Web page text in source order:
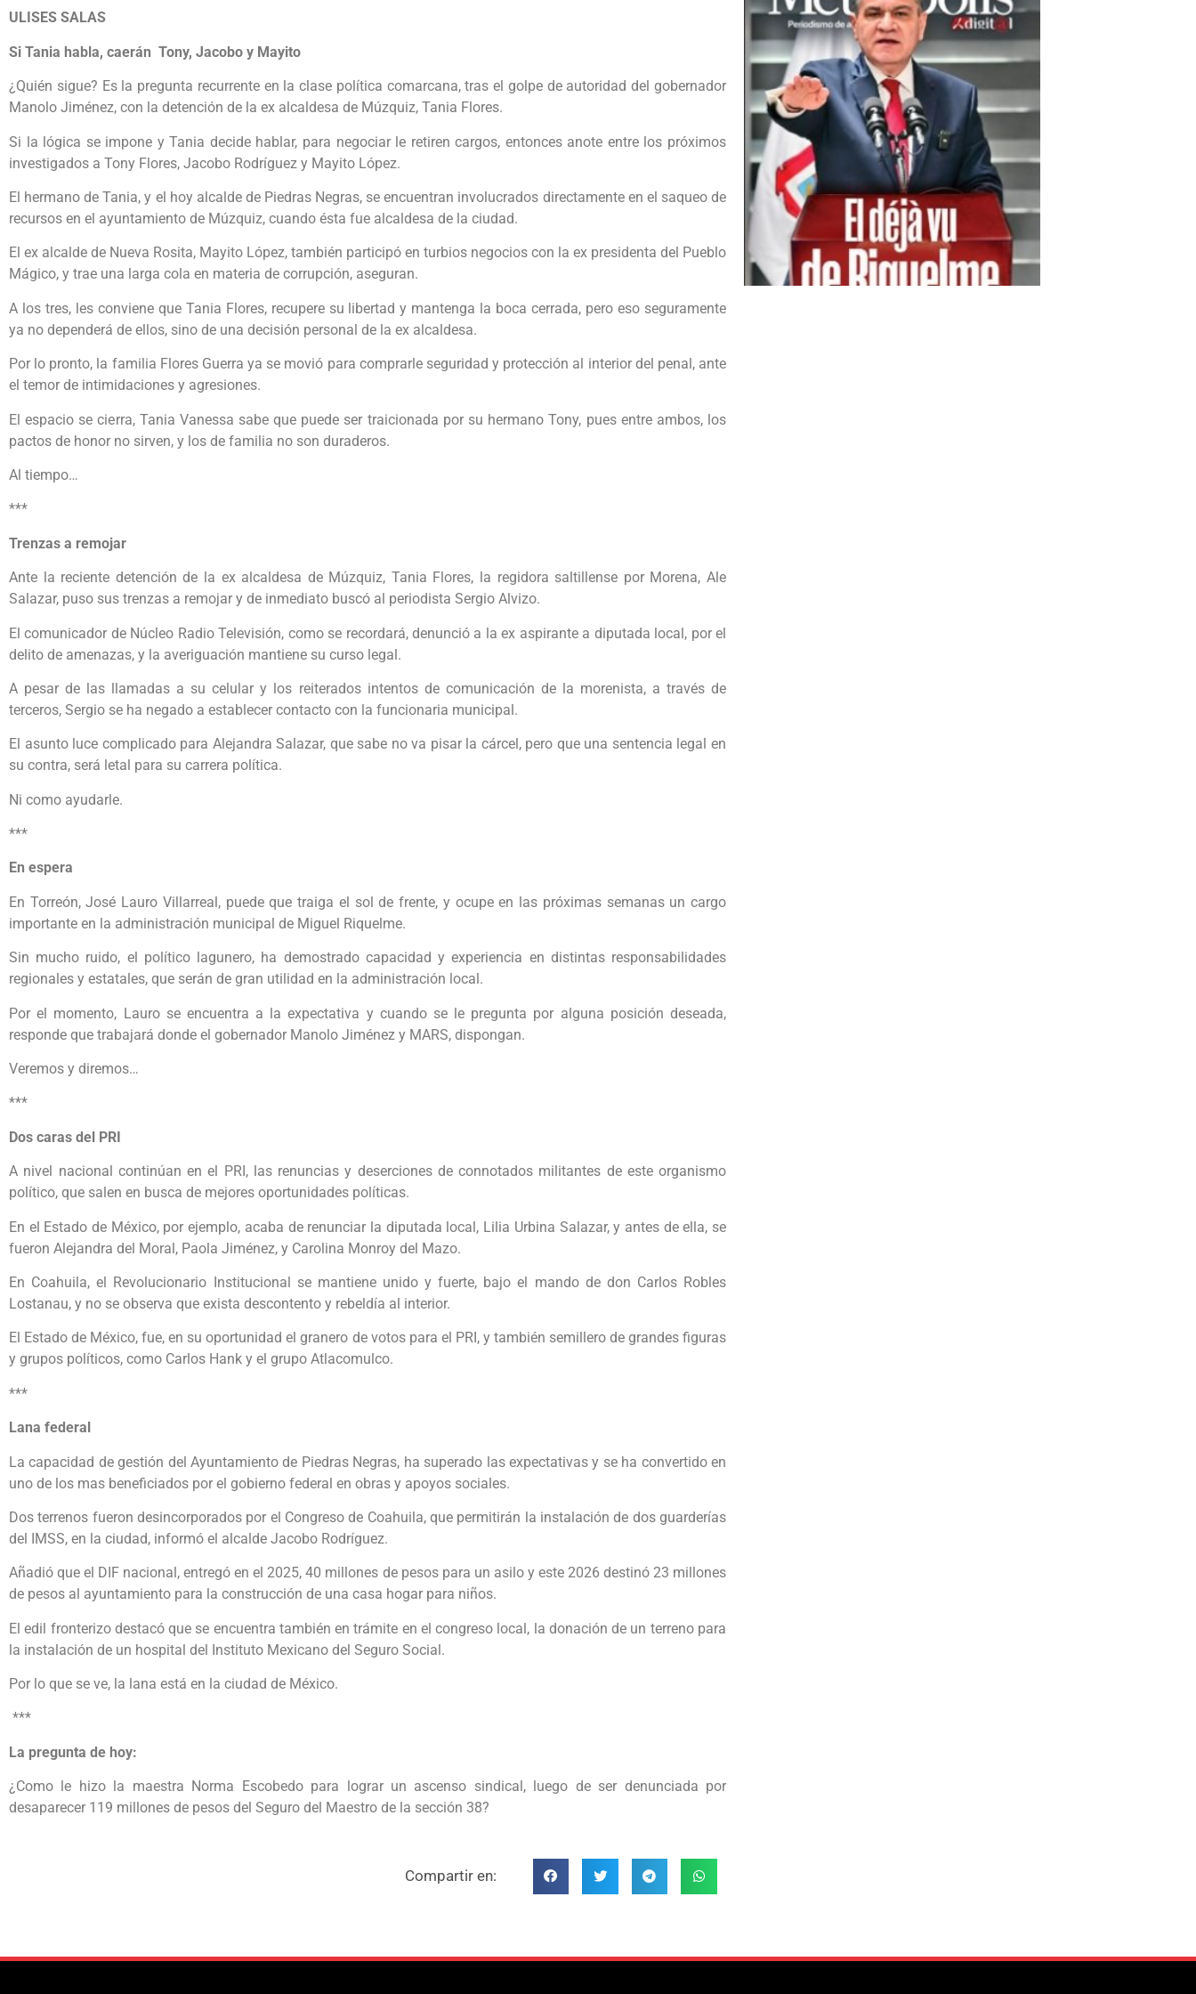
ULISES SALAS
Si Tania habla, caerán Tony, Jacobo y Mayito
¿Quién sigue? Es la pregunta recurrente en la clase política comarcana, tras el golpe de autoridad del gobernador
Manolo Jiménez, con la detención de la ex alcaldesa de Múzquiz, Tania Flores.
Si la lógica se impone y Tania decide hablar, para negociar le retiren cargos, entonces anote entre los próximos
investigados a Tony Flores, Jacobo Rodríguez y Mayito López.
El hermano de Tania, y el hoy alcalde de Piedras Negras, se encuentran involucrados directamente en el saqueo de
recursos en el ayuntamiento de Múzquiz, cuando ésta fue alcaldesa de la ciudad.
El ex alcalde de Nueva Rosita, Mayito López, también participó en turbios negocios con la ex presidenta del Pueblo
Mágico, y trae una larga cola en materia de corrupción, aseguran.
A los tres, les conviene que Tania Flores, recupere su libertad y mantenga la boca cerrada, pero eso seguramente
ya no dependerá de ellos, sino de una decisión personal de la ex alcaldesa.
Por lo pronto, la familia Flores Guerra ya se movió para comprarle seguridad y protección al interior del penal, ante
el temor de intimidaciones y agresiones.
El espacio se cierra, Tania Vanessa sabe que puede ser traicionada por su hermano Tony, pues entre ambos, los
pactos de honor no sirven, y los de familia no son duraderos.
Al tiempo…
***
Trenzas a remojar
Ante la reciente detención de la ex alcaldesa de Múzquiz, Tania Flores, la regidora saltillense por Morena, Ale
Salazar, puso sus trenzas a remojar y de inmediato buscó al periodista Sergio Alvizo.
El comunicador de Núcleo Radio Televisión, como se recordará, denunció a la ex aspirante a diputada local, por el
delito de amenazas, y la averiguación mantiene su curso legal.
A pesar de las llamadas a su celular y los reiterados intentos de comunicación de la morenista, a través de
terceros, Sergio se ha negado a establecer contacto con la funcionaria municipal.
El asunto luce complicado para Alejandra Salazar, que sabe no va pisar la cárcel, pero que una sentencia legal en
su contra, será letal para su carrera política.
Ni como ayudarle.
***
En espera
En Torreón, José Lauro Villarreal, puede que traiga el sol de frente, y ocupe en las próximas semanas un cargo
importante en la administración municipal de Miguel Riquelme.
Sin mucho ruido, el político lagunero, ha demostrado capacidad y experiencia en distintas responsabilidades
regionales y estatales, que serán de gran utilidad en la administración local.
Por el momento, Lauro se encuentra a la expectativa y cuando se le pregunta por alguna posición deseada,
responde que trabajará donde el gobernador Manolo Jiménez y MARS, dispongan.
Veremos y diremos…
***
Dos caras del PRI
A nivel nacional continúan en el PRI, las renuncias y deserciones de connotados militantes de este organismo
político, que salen en busca de mejores oportunidades políticas.
En el Estado de México, por ejemplo, acaba de renunciar la diputada local, Lilia Urbina Salazar, y antes de ella, se
fueron Alejandra del Moral, Paola Jiménez, y Carolina Monroy del Mazo.
En Coahuila, el Revolucionario Institucional se mantiene unido y fuerte, bajo el mando de don Carlos Robles
Lostanau, y no se observa que exista descontento y rebeldía al interior.
El Estado de México, fue, en su oportunidad el granero de votos para el PRI, y también semillero de grandes figuras
y grupos políticos, como Carlos Hank y el grupo Atlacomulco.
***
Lana federal
La capacidad de gestión del Ayuntamiento de Piedras Negras, ha superado las expectativas y se ha convertido en
uno de los mas beneficiados por el gobierno federal en obras y apoyos sociales.
Dos terrenos fueron desincorporados por el Congreso de Coahuila, que permitirán la instalación de dos guarderías
del IMSS, en la ciudad, informó el alcalde Jacobo Rodríguez.
Añadió que el DIF nacional, entregó en el 2025, 40 millones de pesos para un asilo y este 2026 destinó 23 millones
de pesos al ayuntamiento para la construcción de una casa hogar para niños.
El edil fronterizo destacó que se encuentra también en trámite en el congreso local, la donación de un terreno para
la instalación de un hospital del Instituto Mexicano del Seguro Social.
Por lo que se ve, la lana está en la ciudad de México.
***
La pregunta de hoy:
¿Como le hizo la maestra Norma Escobedo para lograr un ascenso sindical, luego de ser denunciada por
desaparecer 119 millones de pesos del Seguro del Maestro de la sección 38?
Compartir en: